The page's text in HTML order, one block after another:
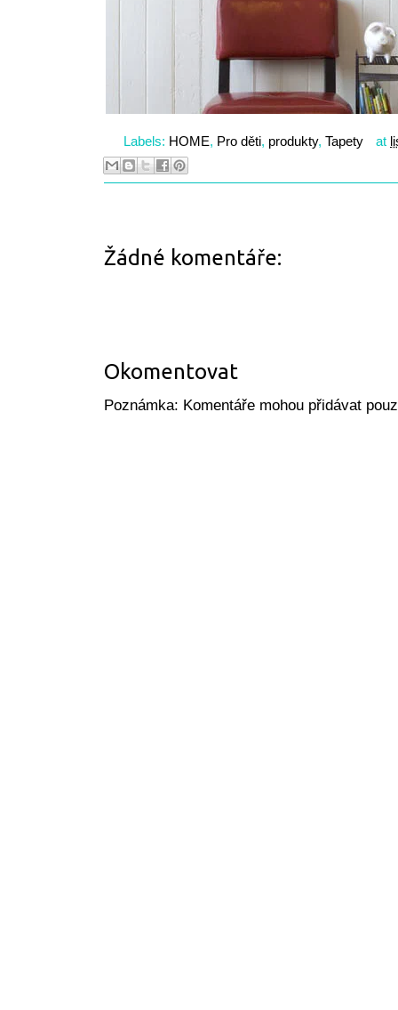
Labels: HOME, Pro děti, produkty, Tapety at
Žádné komentáře:
Okomentovat
Poznámka: Komentáře mohou přidávat